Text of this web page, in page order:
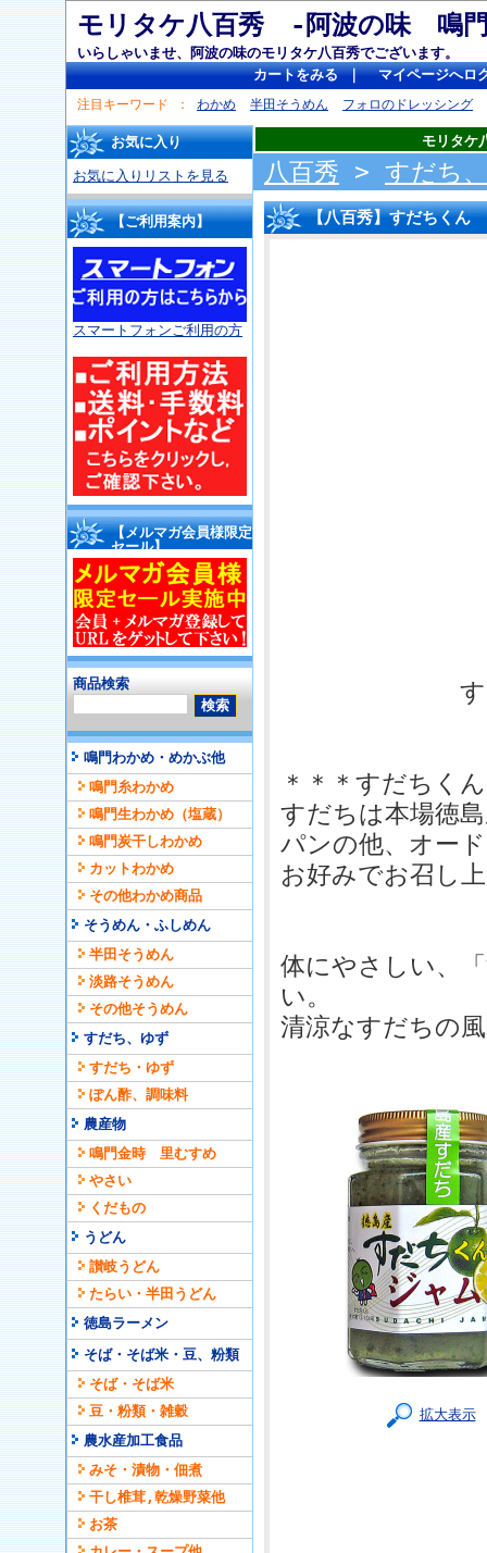
モリタケ八百秀 -阿波の味
いらしゃいませ、阿波の味のモリタケ八百秀でございます。
カートをみる｜ マイページへロ
注目キーワード わかめ 半田そうめん フォロのドレッシング
お気に入り
お気に入りリストを見る
【ご利用案内】
スマートフォンご利用の方
【メルマガ会員様限定
セール】
商品検索
鳴門わかめ・めかぶ他
鳴門糸わかめ
鳴門生わかめ（塩蔵）
鳴門炭干しわかめ
カットわかめ
その他わかめ商品
そうめん・ふしめん
半田そうめん
淡路そうめん
その他そうめん
すだち、ゆず
すだち・ゆず
ぽん酢、調味料
農産物
鳴門金時 里むすめ
やさい
くだもの
うどん
讃岐うどん
たらい・半田うどん
徳島ラーメン
そば・そば米・豆、粉類
そば・そば米
豆・粉類・雑穀
農水産加工食品
みそ・漬物・佃煮
干し椎茸,乾燥野菜他
お茶
モリタケ
八百秀 > すだち
【八百秀】すだちく
＊＊＊すだちく
すだちは本場徳
パンの他、オー
お好みでお召し
体にやさしい、
い。
清涼なすだちの
拡大表示